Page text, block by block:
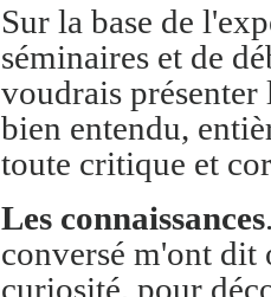
Sur la base de
séminaires et de
voudrais présenter
bien entendu,
toute critique et
Les connaissances
conversé m'ont dit
curiosité, pour